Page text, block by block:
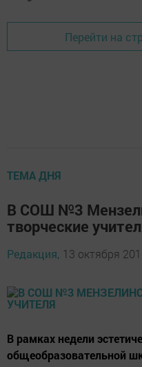
Перейти на
ТЕМА ДНЯ
В СОШ №3
творческие
Редакция, 13 октября
В рамках недели
общеобразовательной